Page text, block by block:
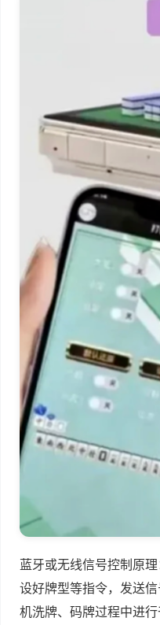
蓝牙或无线信号控制原
设好牌型等指令，发送
机洗牌、码牌过程中进行